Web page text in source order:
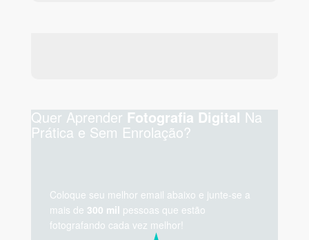
Quer Aprender Fotografia Digital Na
Prática e Sem Enrolação?
Coloque seu melhor email abaixo e junte-se a
mais de 300 mil pessoas que estão
fotografando cada vez melhor!